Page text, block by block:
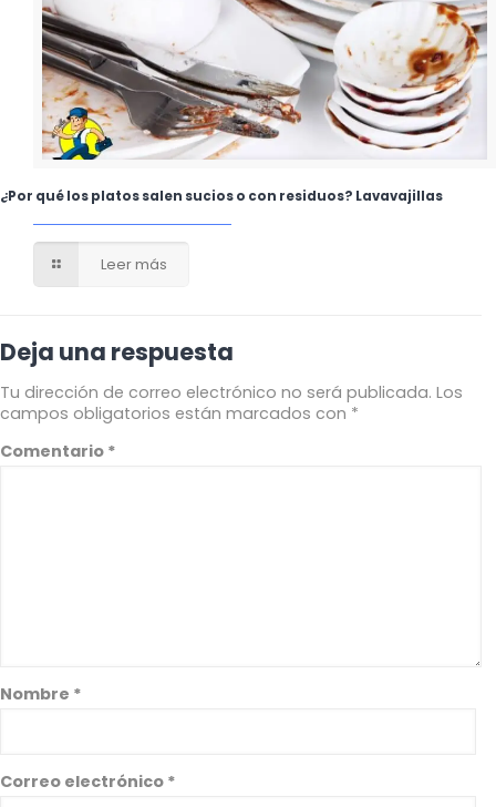
¿Por qué los platos salen sucios o con residuos? Lavavajillas
Leer más
Deja una respuesta
Tu dirección de correo electrónico no será publicada. Los
campos obligatorios están marcados con *
Comentario *
Nombre *
Correo electrónico *